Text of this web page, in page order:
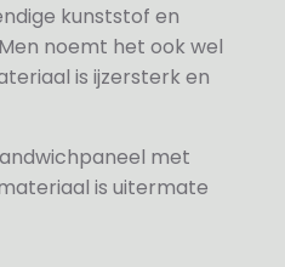
kunststof en
noemt het ook wel
is ijzersterk en
met
is uitermate